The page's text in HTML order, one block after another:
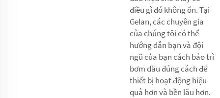
điều gì đó không ổn. Tại
Gelan, các chuyên gia
của chúng tôi có thể
hướng dẫn bạn và đội
ngũ của bạn cách bảo trì
bơm dầu đúng cách để
thiết bị hoạt động hiệu
quả hơn và bền lâu hơn.